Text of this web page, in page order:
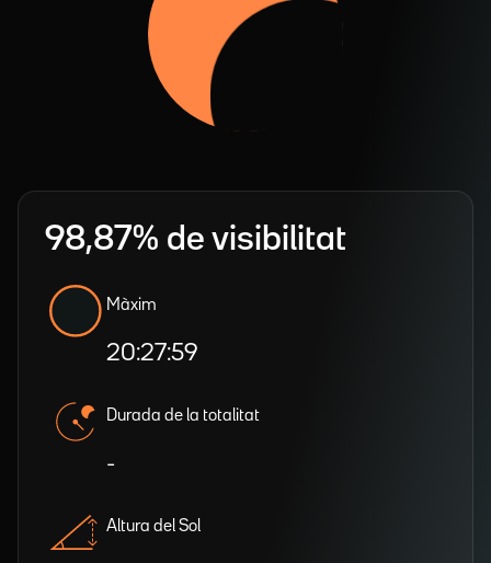
98,87% de visibilitat
Màxim
20:27:59
Durada de la totalitat
-
Altura del Sol